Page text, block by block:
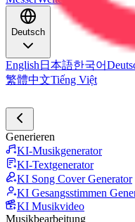
Deutsch
English 日本語한국어
繁體中文Tiếng Việt
Generieren
KI-Musikgenerator
KI-Textgenerator
KI Song Cover Generator
KI Gesangsstimmen
KI Musikvideo
Musikbearbeitung